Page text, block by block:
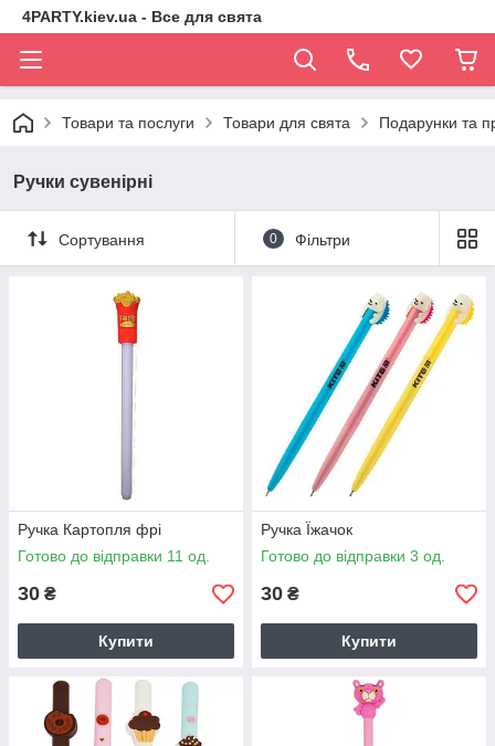
4PARTY.kiev.ua - Все для свята
Товари та послуги Товари для свята Подарунки та
Ручки сувенірні
Сортування 0 Фільтри
Ручка Картопля фрі
Готово до відправки 11 од.
30 ₴
Купити
Ручка Їжачок
Готово до відправки 3 од.
30 ₴
Купити